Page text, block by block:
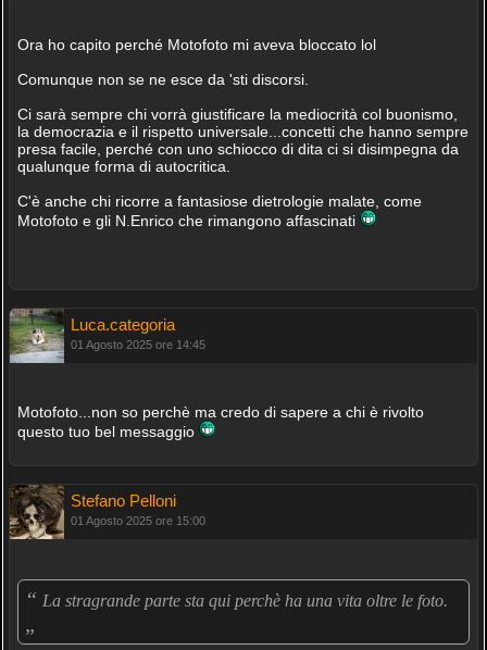
Ora ho capito perché Motofoto mi aveva bloccato lol
Comunque non se ne esce da 'sti discorsi.
Ci sarà sempre chi vorrà giustificare la mediocrità col buonismo,
la democrazia e il rispetto universale...concetti che hanno sempre
presa facile, perché con uno schiocco di dita ci si disimpegna da
qualunque forma di autocritica.
C'è anche chi ricorre a fantasiose dietrologie malate, come
Motofoto e gli N.Enrico che rimangono affascinati
Luca.categoria
01 Agosto 2025 ore 14:45
Motofoto...non so perchè ma credo di sapere a chi è rivolto
questo tuo bel messaggio
Stefano Pelloni
01 Agosto 2025 ore 15:00
“ La stragrande parte sta qui perchè ha una vita oltre le foto.
„